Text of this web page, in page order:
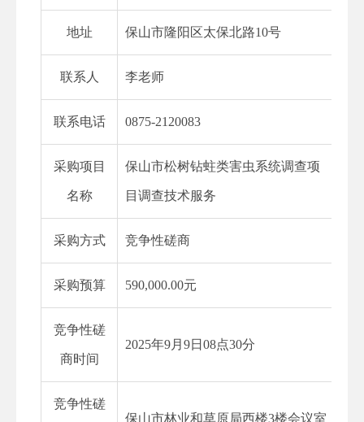
地址 保山市隆阳区太保北路10号
联系人 李老师
联系电话 0875-2120083
采购项目
名称
保山市松树钻蛀类害虫系统调查项
目调查技术服务
采购方式 竞争性磋商
采购预算 590,000.00元
竞争性磋
商时间
2025年9月9日08点30分
竞争性磋
保山市林业和草原局西楼3楼会议室